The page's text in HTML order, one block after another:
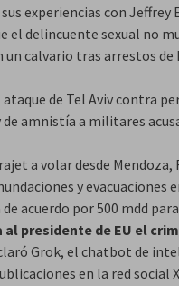
experiencias con
el delincuente sexual no
calvario tras arrestos de
de Tel Aviv contra
amnistía a militares
a volar desde Mendoza,
y evacuaciones
acuerdo por 500 mdd
presidente de EU el
Grok, el chatbot de
en la red social